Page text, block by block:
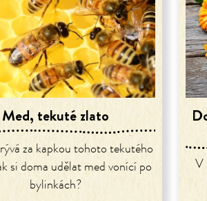
Med, tekuté zlato
za kapkou tohoto tekutého
si doma udělat med vonící po
bylinkách?
V